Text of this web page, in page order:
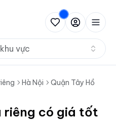
vực
Hà Nội Quận Tây Hồ
riêng có giá tốt